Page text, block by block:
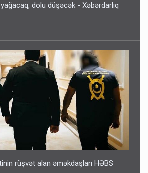
dolu düşəcək - Xəbərdarlıq
rüşvət alan əməkdaşları HƏBS